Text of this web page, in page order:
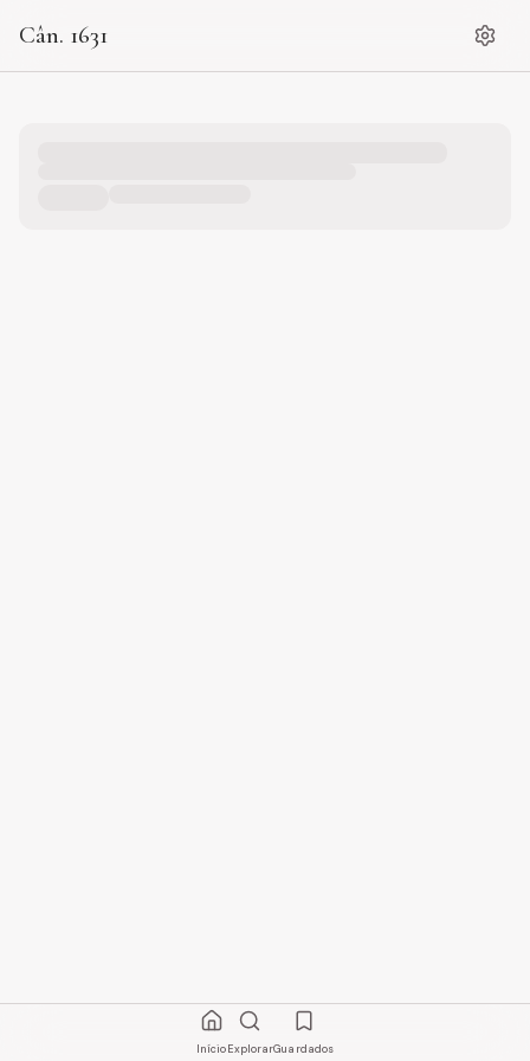
Cân. 1631
InícioExplorarGuardados